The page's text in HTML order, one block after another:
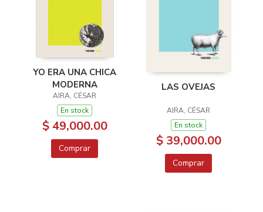
YO ERA UNA CHICA
MODERNA
AIRA, CÉSAR
En stock
$ 49,000.00
Comprar
LAS OVEJAS
AIRA, CÉSAR
En stock
$ 39,000.00
Comprar